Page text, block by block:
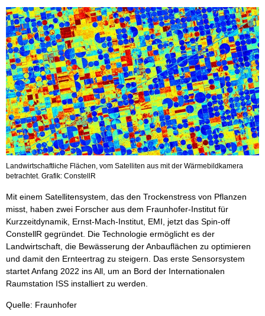
Landwirtschaftliche Flächen, vom Satelliten aus mit der Wärmebildkamera
betrachtet. Grafik: ConstellR
Mit einem Satellitensystem, das den Trockenstress von Pflanzen
misst, haben zwei Forscher aus dem Fraunhofer-Institut für
Kurzzeitdynamik, Ernst-Mach-Institut, EMI, jetzt das Spin-off
ConstellR gegründet. Die Technologie ermöglicht es der
Landwirtschaft, die Bewässerung der Anbauflächen zu optimieren
und damit den Ernteertrag zu steigern. Das erste Sensorsystem
startet Anfang 2022 ins All, um an Bord der Internationalen
Raumstation ISS installiert zu werden.
Quelle: Fraunhofer